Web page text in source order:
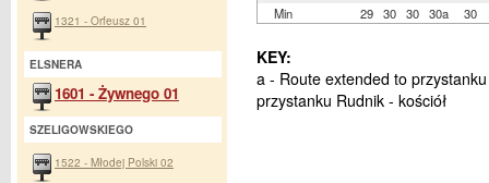
Min
29 30 30 30a 30
KEY:
a - Route extended to
przystanku Rudnik - kościół
1321 - Orfeusz 01
ELSNERA
1601 - Żywnego 01
SZELIGOWSKIEGO
1522 - Młodej Polski 02